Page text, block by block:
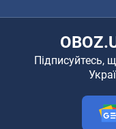
Підписуйтесь,